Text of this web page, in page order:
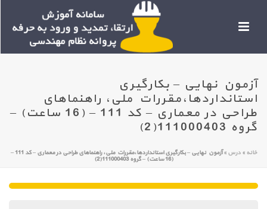
آزمون نهایی – بکارگیری
استانداردها،مقررات ملی، راهنماهای
طراحی در معماری – کد 111 – (16 ساعت) –
گروه 111000403(2)
خانه »درس » آزمون نهایی – بکارگیری استانداردها،مقررات ملی، راهنماهای طراحی در معماری – کد 111 –
(16 ساعت) – گروه 111000403(2)